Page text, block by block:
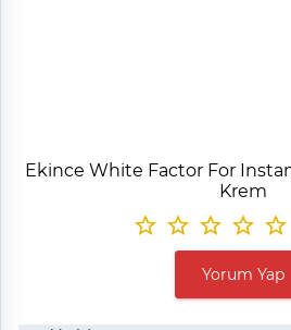
Ekince White Factor For
Krem
Yorum Yap